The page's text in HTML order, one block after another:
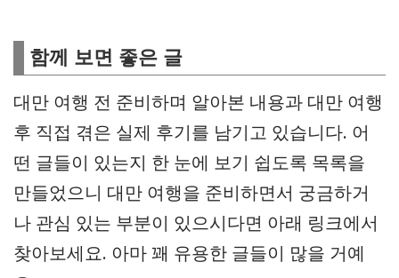
함께 보면 좋은 글
대만 여행 전 준비하며 알아본 내용과 대만 여행
후 직접 겪은 실제 후기를 남기고 있습니다. 어
떤 글들이 있는지 한 눈에 보기 쉽도록 목록을
만들었으니 대만 여행을 준비하면서 궁금하거
나 관심 있는 부분이 있으시다면 아래 링크에서
찾아보세요. 아마 꽤 유용한 글들이 많을 거예